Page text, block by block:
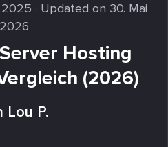
2025 · Updated on 30. Mai
2026
Hosting
(2026)
Lou P.